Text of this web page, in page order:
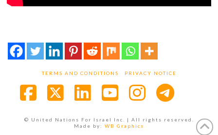
TERMS AND CONDITIONS PRIVACY NOTICE
© United Nations For Israel Inc. | All rights reserved.
Made by: WB Graphics